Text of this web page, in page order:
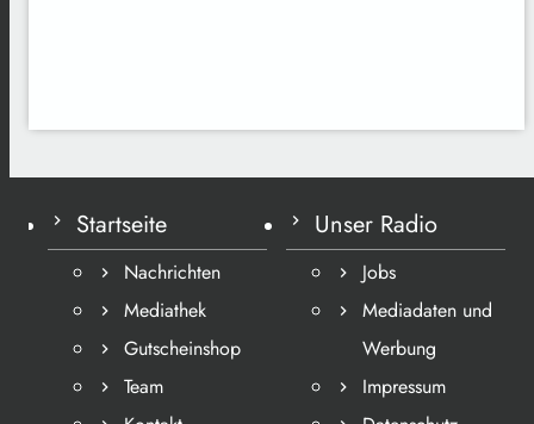
Startseite
Nachrichten
Mediathek
Gutscheinshop
Team
Unser Radio
Jobs
Mediadaten und
Werbung
Impressum